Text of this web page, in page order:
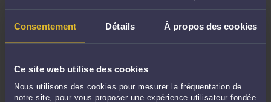
Consentement Détails À propos des cookies
Ce site web utilise des cookies
Nous utilisons des cookies pour mesurer la fréquentation de
notre site, pour vous proposer une expérience utilisateur fondée
3. Assurez-vous de signer le testament après la datation pour
renforcer sa validité juridique.
4. Conservez le testament dans un endroit sûr et informez
Validité d’un testament non daté